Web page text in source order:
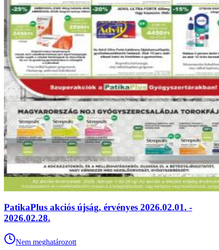
PatikaPlus akciós újság, érvényes 2026.02.01. -
2026.02.28.
Nem meghatározott